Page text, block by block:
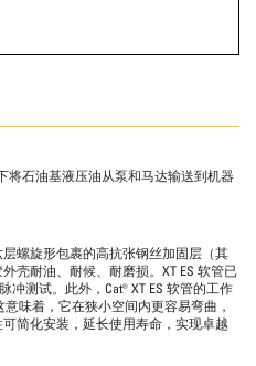
将石油基液压油从泵和马达输送到机器
螺旋形包裹的高抗张钢丝加固层（其
壳耐油、耐候、耐磨损。XT ES 软管已
冲测试。此外，Cat® XT ES 软管的工作
味着，它在狭小空间内更容易弯曲，
简化安装，延长使用寿命，实现卓越